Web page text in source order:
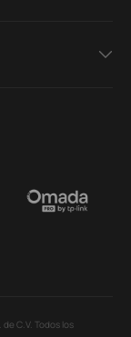
de C.V. Todos los